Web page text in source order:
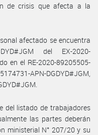
de crisis que afecta a la
afectado se encuentra
del EX-2020-
en el RE-2020-89205505-
APN-DGDYD#JGM,
del listado de trabajadores
las partes deberán
ministerial N° 207/20 y su